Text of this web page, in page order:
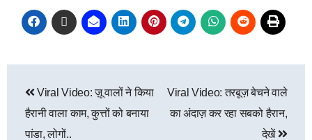
Viral Video: ज़ू वालों ने किया
हैरानी वाला काम, कुत्तों को बनाया
पांडा, लोगों..
Viral Video: तरबूज़ बेचने वाले
का अंदाज़ कर रहा सबको हैरान,
देखें